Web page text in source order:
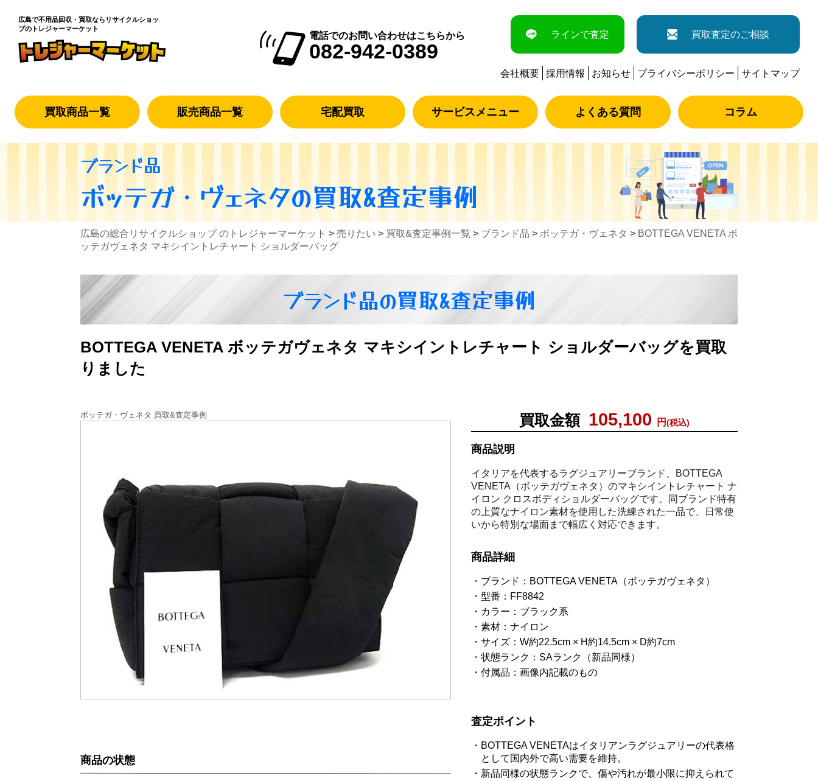
広島で不用品回収・買取なら リサイクルショッ
プのトレジャーマーケット
電話でのお問い合わせはこちらから
082-942-0389
ラインで査定 買取査定のご相談
会社概要 採用情報 お知らせ プライバシーポリシー サイトマップ
買取商品一覧 販売商品一覧 宅配買取 サービスメニュー よくある質問 コラム
ブランド品
ボッテガ・ヴェネタの買取&査定事例
広島の総合リサイクルショップ のトレジャーマーケット > 売りたい > 買取&査定事例一覧 > ブランド品 > ボッテガ・ヴェネタ > BOTTEGA VENETA ボ
ッテガヴェネタ マキシイントレチャート ショルダーバッグ
ブランド品の買取&査定事例
BOTTEGA VENETA ボッテガヴェネタ マキシイントレチャート ショルダーバッグを買取
りました
買取金額 105,100 円(税込)
商品説明
イタリアを代表するラグジュアリーブランド、BOTTEGA
VENETA（ボッテガヴェネタ）のマキシイントレチャート ナ
イロン クロスボディショルダーバッグです。同ブランド特有
の上質なナイロン素材を使用した洗練された一品で、日常使
いから特別な場面まで幅広く対応できます。
商品詳細
ブランド：BOTTEGA VENETA（ボッテガヴェネタ）
型番：FF8842
カラー：ブラック系
素材：ナイロン
サイズ：W約22.5cm × H約14.5cm × D約7cm
状態ランク：SAランク（新品同様）
付属品：画像内記載のもの
査定ポイント
BOTTEGA VENETAはイタリアンラグジュアリーの代表格
として国内外で高い需要を維持。
新品同様の状態ランクで、傷や汚れが最小限に抑えられて
ボッテガ・ヴェネタ 買取&査定事例
商品の状態